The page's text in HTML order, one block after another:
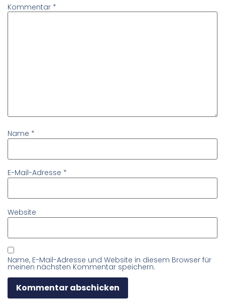
Kommentar *
Name *
E-Mail-Adresse *
Website
Name, E-Mail-Adresse und Website in diesem Browser für
meinen nächsten Kommentar speichern.